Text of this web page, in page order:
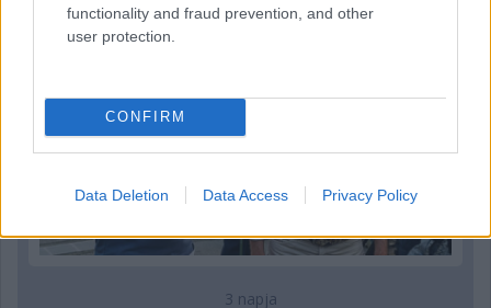
functionality and fraud prevention, and other
user protection.
CONFIRM
Data Deletion Data Access Privacy Policy
3 napja